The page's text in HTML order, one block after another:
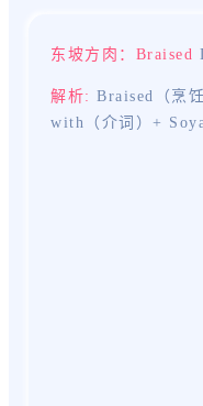
东坡方肉： Braised
解析: Braised （烹
with（介词）+ So